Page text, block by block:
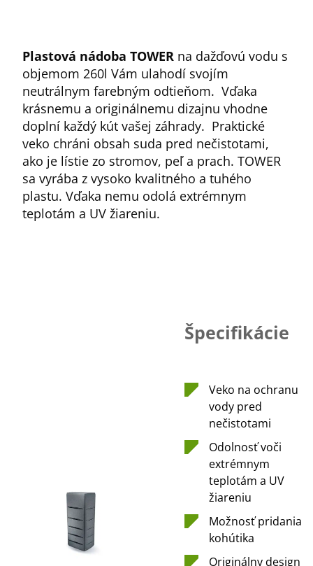
Plastová nádoba TOWER na dažďovú vodu s
objemom 260l Vám ulahodí svojím
neutrálnym farebným odtieňom. Vďaka
krásnemu a originálnemu dizajnu vhodne
doplní každý kút vašej záhrady. Praktické
veko chráni obsah suda pred nečistotami,
ako je lístie zo stromov, peľ a prach. TOWER
sa vyrába z vysoko kvalitného a tuhého
plastu. Vďaka nemu odolá extrémnym
teplotám a UV žiareniu.
Špecifikácie
Veko na ochranu
vody pred
nečistotami
Odolnosť voči
extrémnym
teplotám a UV
žiareniu
Možnosť pridania
kohútika
Originálny design